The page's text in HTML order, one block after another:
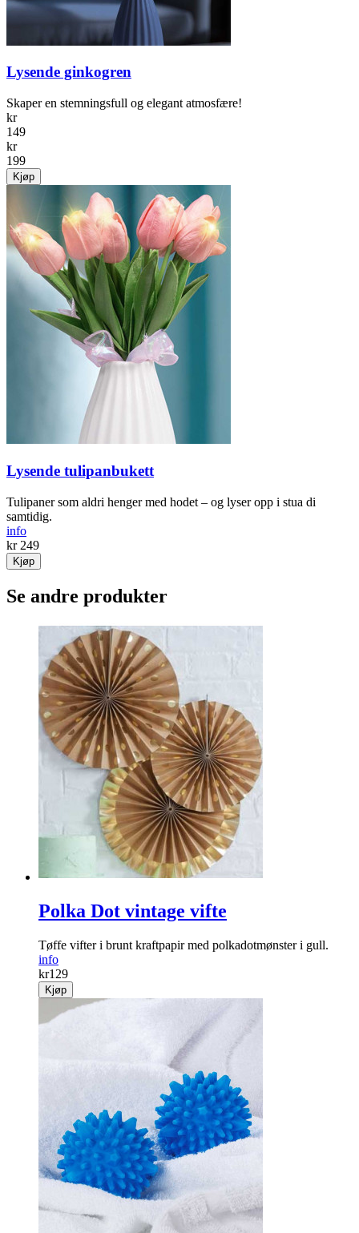
Lysende ginkogren
Skaper en stemningsfull og elegant atmosfære!
kr
149
kr
199
Kjøp
Lysende tulipanbukett
Tulipaner som aldri henger med hodet – og lyser opp i stua di
samtidig.
info
kr 249
Kjøp
Se andre produkter
Polka Dot vintage vifte
Tøffe vifter i brunt kraftpapir med polkadotmønster i gull.
info
kr129
Kjøp